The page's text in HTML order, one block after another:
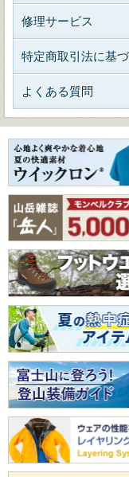
修理サービス
特定商取引法に基
よくある質問